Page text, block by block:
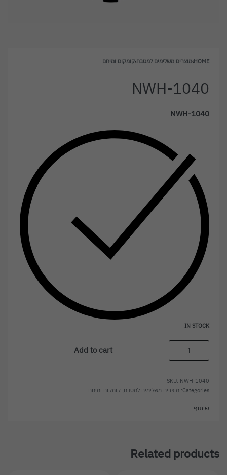
HOME
›מוצרים משלימים למטבח›קומקום ומיחם
NWH-1040
NWH-1040
IN STOCK
Add to cart
NWH-1040
Categories: מוצרים משלימים למטבח קומקום ומיחם
שיתוף
Related products